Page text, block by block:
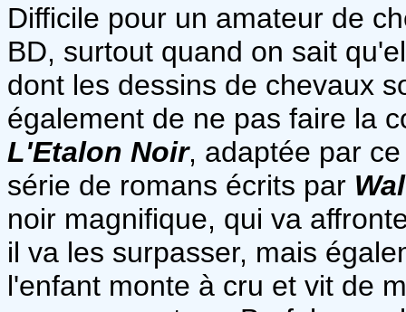
Difficile pour un amateur de
BD, surtout quand on sait
dont les dessins de chevaux
également de ne pas faire la
L'Etalon Noir, adaptée par
série de romans écrits par
noir magnifique, qui va
il va les surpasser, mais
l'enfant monte à cru et vit de